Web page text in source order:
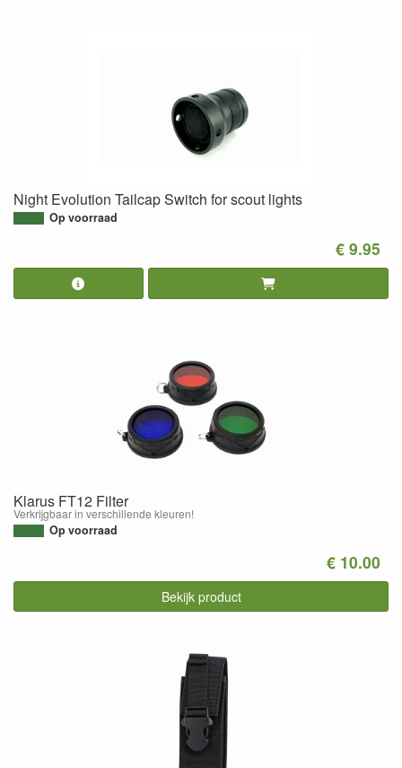
Night Evolution Tailcap Switch for scout lights
Op voorraad
€ 9.95
Klarus FT12 Filter
Verkrijgbaar in verschillende kleuren!
Op voorraad
€ 10.00
Bekijk product